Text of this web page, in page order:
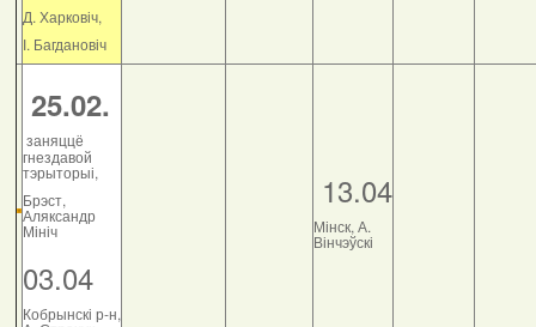
Д. Харковіч,
І. Багдановіч
25.02.
заняццё
гнездавой
тэрыторыі,
Брэст,
Аляксандр
Мініч
03.04
Кобрынскі р-н,
13.04
Мінск, А.
Вінчэўскі